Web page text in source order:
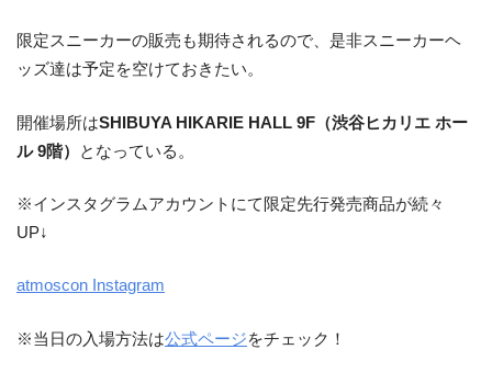
限定スニーカーの販売も期待されるので、是非スニーカーヘ
ッズ達は予定を空けておきたい。
開催場所はSHIBUYA HIKARIE HALL 9F（渋谷ヒカリエ ホー
ル 9階）
となっている。
※インスタグラムアカウントにて限定先行発売商品が続々
UP↓
atmoscon Instagram
※当日の入場方法は公式ページをチェック！